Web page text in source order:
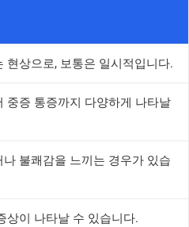
현상으로, 보통은 일시적입니다.
중증 통증까지 다양하게 나타날
불쾌감을 느끼는 경우가 있습
상이 나타날 수 있습니다.